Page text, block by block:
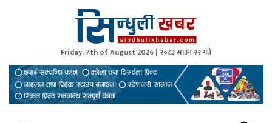
Sindhuli Khabar
News from Sindhuli Nepal
Friday, 7th of August 2026 | २०८३ साउन २२ गते